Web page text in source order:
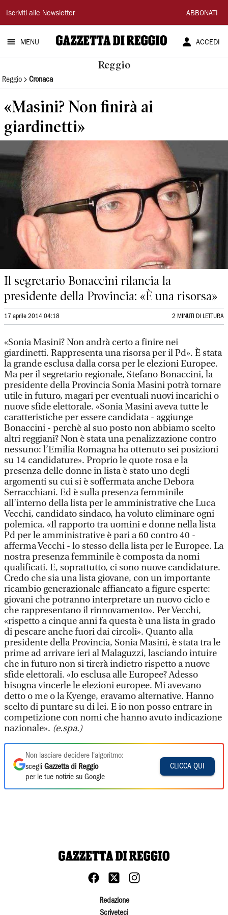
Gazzetta
di
Reggio
Iscriviti alle Newsletter ABBONATI
MENU ACCEDI
Reggio
Reggio Cronaca
«Masini? Non finirà ai
giardinetti»
Il segretario Bonaccini rilancia la
presidente della Provincia: «È una risorsa»
17 aprile 2014 04:18 2 MINUTI DI LETTURA
«Sonia Masini? Non andrà certo a finire nei
giardinetti. Rappresenta una risorsa per il Pd». È stata
la grande esclusa dalla corsa per le elezioni Europee.
Ma per il segretario regionale, Stefano Bonaccini, la
presidente della Provincia Sonia Masini potrà tornare
utile in futuro, magari per eventuali nuovi incarichi o
nuove sfide elettorale. «Sonia Masini aveva tutte le
caratteristiche per essere candidata - aggiunge
Bonaccini - perchè al suo posto non abbiamo scelto
altri reggiani? Non è stata una penalizzazione contro
nessuno: l’Emilia Romagna ha ottenuto sei posizioni
su 14 candidature». Proprio le quote rosa e la
presenza delle donne in lista è stato uno degli
argomenti su cui si è soffermata anche Debora
Serracchiani. Ed è sulla presenza femminile
all’interno della lista per le amministrative che Luca
Vecchi, candidato sindaco, ha voluto eliminare ogni
polemica. «Il rapporto tra uomini e donne nella lista
Pd per le amministrative è pari a 60 contro 40 -
afferma Vecchi - lo stesso della lista per le Europee. La
nostra presenza femminile è composta da nomi
qualificati. E, soprattutto, ci sono nuove candidature.
Credo che sia una lista giovane, con un importante
ricambio generazionale affiancato a figure esperte:
giovani che potranno interpretare un nuovo ciclo e
che rappresentano il rinnovamento». Per Vecchi,
«rispetto a cinque anni fa questa è una lista in grado
di pescare anche fuori dai circoli». Quanto alla
presidente della Provincia, Sonia Masini, è stata tra le
prime ad arrivare ieri al Malaguzzi, lasciando intuire
che in futuro non si tirerà indietro rispetto a nuove
sfide elettorali. «Io esclusa alle Europee? Adesso
bisogna vincerle le elezioni europee. Mi avevano
detto o me o la Kyenge, eravamo alternative. Hanno
scelto di puntare su di lei. E io non posso entrare in
competizione con nomi che hanno avuto indicazione
nazionale». (e.spa.)
Non lasciare decidere l'algoritmo:
scegli Gazzetta di Reggio
per le tue notizie su Google
CLICCA QUI
Redazione
Scriveteci